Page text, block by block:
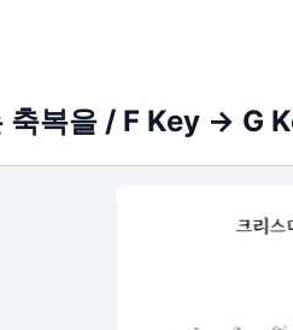
축복을 / F Key -> G